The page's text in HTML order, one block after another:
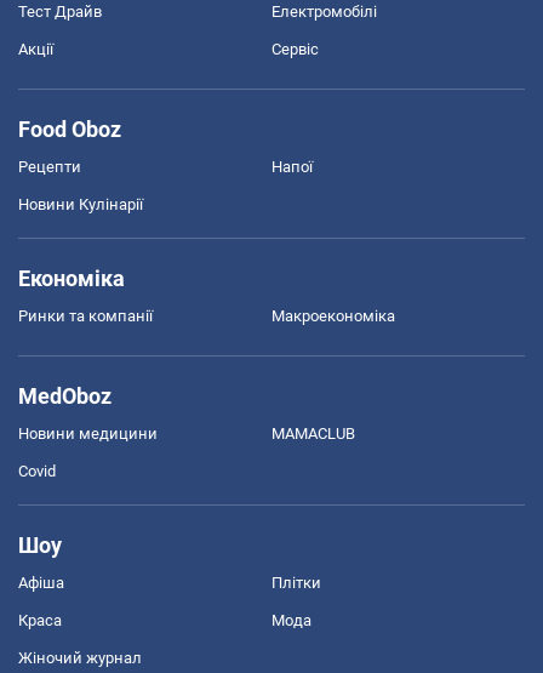
Тест Драйв Електромобілі
Акції Сервіс
Food Oboz
Рецепти Напої
Новини Кулінарії
Економіка
Ринки та компанії Макроекономіка
MedOboz
Новини медицини MAMACLUB
Covid
Шоу
Афіша Плітки
Краса Мода
Жіночий журнал